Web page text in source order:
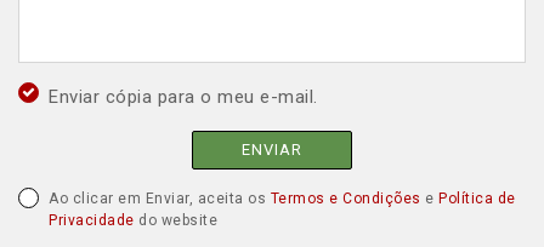
Enviar cópia para o meu e-mail.
ENVIAR
Ao clicar em Enviar, aceita os Termos e Condições e Política de
Privacidade do website